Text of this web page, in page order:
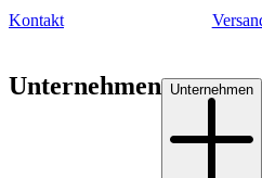
Kontakt
Unternehmen Unternehmen